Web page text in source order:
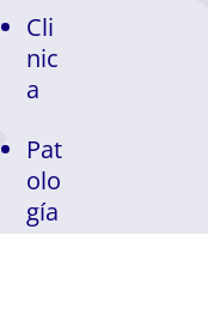
Cli
nic
a
Pat
olo
gía